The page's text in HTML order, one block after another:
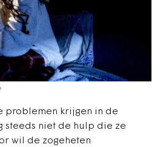
problemen krijgen in de
steeds niet de hulp die ze
wil de zogeheten